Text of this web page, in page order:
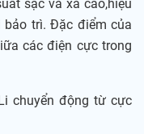
sạc và xả cao,hiệu
trì. Đặc điểm của
các điện cực trong
chuyển động từ cực